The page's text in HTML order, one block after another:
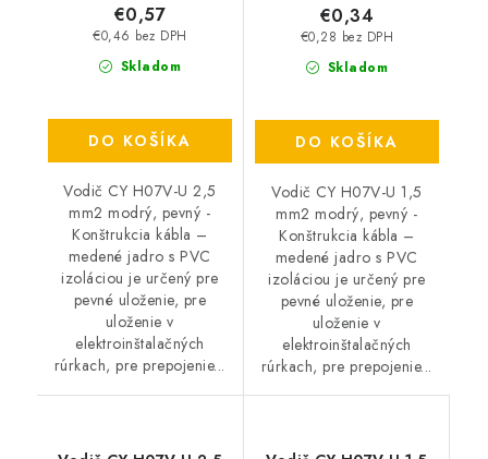
Skladom
€0,46 bez DPH
€0,57
DO KOŠÍKA
Vodič CY H07V-U 2,5
mm2 modrý, pevný -
Konštrukcia kábla –
medené jadro s PVC
izoláciou je určený pre
pevné uloženie, pre
uloženie v
elektroinštalačných
rúrkach, pre prepojenie...
Skladom
€0,28 bez DPH
€0,34
DO KOŠÍKA
Vodič CY H07V-U 1,5
mm2 modrý, pevný -
Konštrukcia kábla –
medené jadro s PVC
izoláciou je určený pre
pevné uloženie, pre
uloženie v
elektroinštalačných
rúrkach, pre prepojenie...